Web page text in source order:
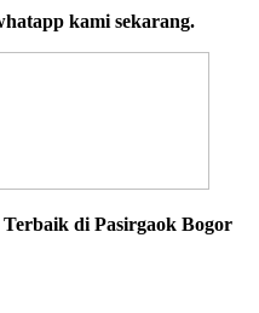
kami sekarang.
di Pasirgaok Bogor